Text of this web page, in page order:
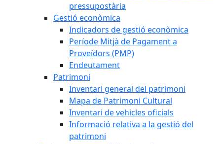
pressupostària
Gestió econòmica
Indicadors de gestió econòmica
Període Mitjà de Pagament a
Proveïdors (PMP)
Endeutament
Patrimoni
Inventari general del patrimoni
Mapa de Patrimoni Cultural
Inventari de vehicles oficials
Informació relativa a la gestió del
patrimoni